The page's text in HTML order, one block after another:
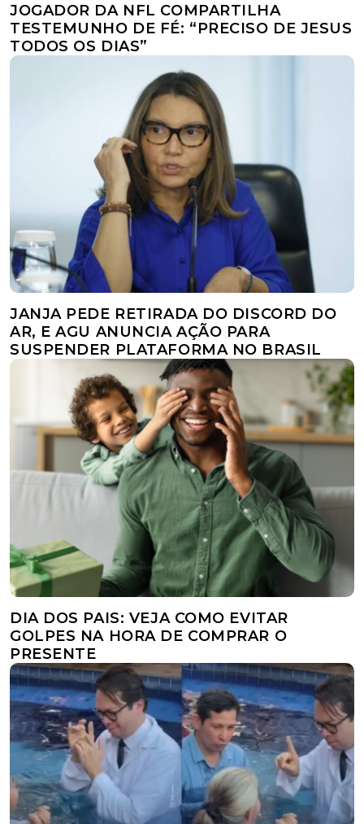
JOGADOR DA NFL COMPARTILHA
TESTEMUNHO DE FÉ: “PRECISO DE JESUS
TODOS OS DIAS”
JANJA PEDE RETIRADA DO DISCORD DO
AR, E AGU ANUNCIA AÇÃO PARA
SUSPENDER PLATAFORMA NO BRASIL
DIA DOS PAIS: VEJA COMO EVITAR
GOLPES NA HORA DE COMPRAR O
PRESENTE